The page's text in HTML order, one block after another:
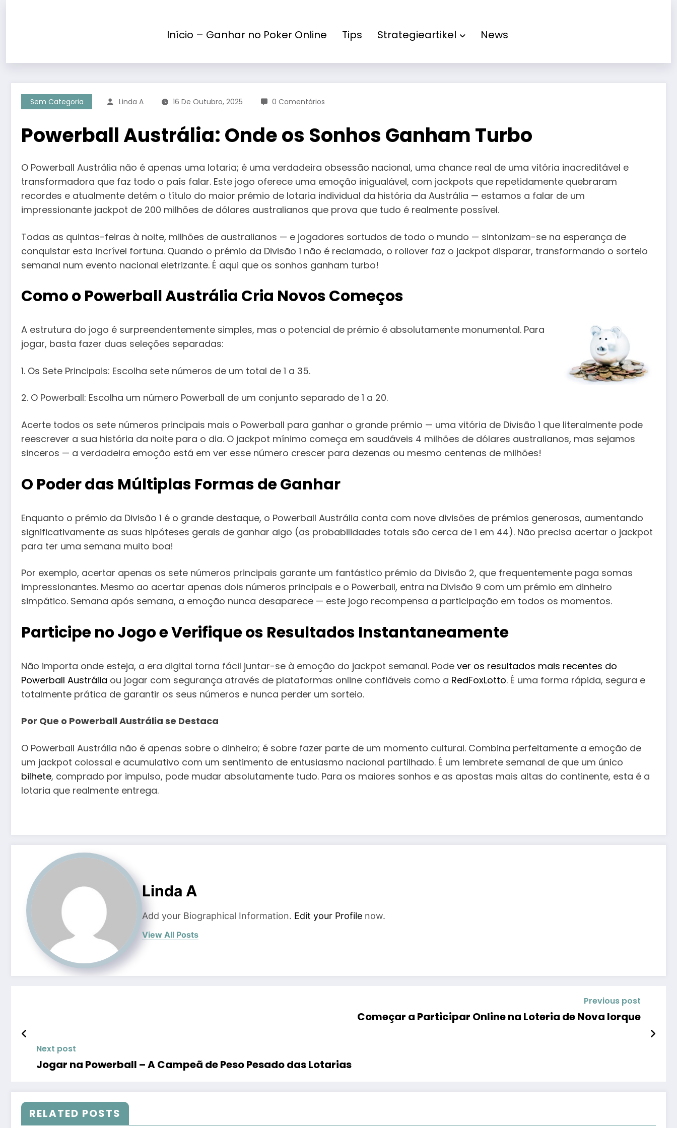
Início – Ganhar no Poker Online Tips Strategieartikel News
Sem Categoria Linda A 16 De Outubro, 2025 0 Comentários
Powerball Austrália: Onde os Sonhos Ganham Turbo
O Powerball Austrália não é apenas uma lotaria; é uma verdadeira obsessão nacional, uma chance real de uma vitória inacreditável e
transformadora que faz todo o país falar. Este jogo oferece uma emoção inigualável, com jackpots que repetidamente quebraram
recordes e atualmente detém o título do maior prémio de lotaria individual da história da Austrália — estamos a falar de um
impressionante jackpot de 200 milhões de dólares australianos que prova que tudo é realmente possível.
Todas as quintas-feiras à noite, milhões de australianos — e jogadores sortudos de todo o mundo — sintonizam-se na esperança de
conquistar esta incrível fortuna. Quando o prémio da Divisão 1 não é reclamado, o rollover faz o jackpot disparar, transformando o sorteio
semanal num evento nacional eletrizante. É aqui que os sonhos ganham turbo!
Como oPowerball Austrália Cria Novos Começos
A estrutura do jogo é surpreendentemente simples, mas o potencial de prémio é absolutamente monumental. Para
jogar, basta fazer duas seleções separadas:
1. Os Sete Principais: Escolha sete números de um total de 1 a 35.
2. O Powerball: Escolha um número Powerball de um conjunto separado de 1 a 20.
Acerte todos os sete números principais mais o Powerball para ganhar o grande prémio — uma vitória de Divisão 1 que literalmente pode
reescrever a sua história da noite para o dia. O jackpot mínimo começa em saudáveis 4 milhões de dólares australianos, mas sejamos
sinceros — a verdadeira emoção está em ver esse número crescer para dezenas ou mesmo centenas de milhões!
O Poder das Múltiplas Formas de Ganhar
Enquanto o prémio da Divisão 1 é o grande destaque, o Powerball Austrália conta com nove divisões de prémios generosas, aumentando
significativamente as suas hipóteses gerais de ganhar algo (as probabilidades totais são cerca de 1 em 44). Não precisa acertar o jackpot
para ter uma semana muito boa!
Por exemplo, acertar apenas os sete números principais garante um fantástico prémio da Divisão 2, que frequentemente paga somas
impressionantes. Mesmo ao acertar apenas dois números principais e o Powerball, entra na Divisão 9 com um prémio em dinheiro
simpático. Semana após semana, a emoção nunca desaparece — este jogo recompensa a participação em todos os momentos.
Participe no Jogo e Verifique os Resultados Instantaneamente
Não importa onde esteja, a era digital torna fácil juntar-se à emoção do jackpot semanal. Pode ver os resultados mais recentes do
Powerball Austrália ou jogar com segurança através de plataformas online confiáveis como a RedFoxLotto. É uma forma rápida, segura e
totalmente prática de garantir os seus números e nunca perder um sorteio.
Por Que o Powerball Austrália se Destaca
O Powerball Austrália não é apenas sobre o dinheiro; é sobre fazer parte de um momento cultural. Combina perfeitamente a emoção de
um jackpot colossal e acumulativo com um sentimento de entusiasmo nacional partilhado. É um lembrete semanal de que um único
bilhete, comprado por impulso, pode mudar absolutamente tudo. Para os maiores sonhos e as apostas mais altas do continente, esta é a
lotaria que realmente entrega.
Linda A
Add your Biographical Information. Edit your Profile now.
View All Posts
Previous post
Começar a Participar Online na Loteria de Nova Iorque
Next post
Jogar na Powerball – A Campeã de Peso Pesado das Lotarias
RELATED POSTS